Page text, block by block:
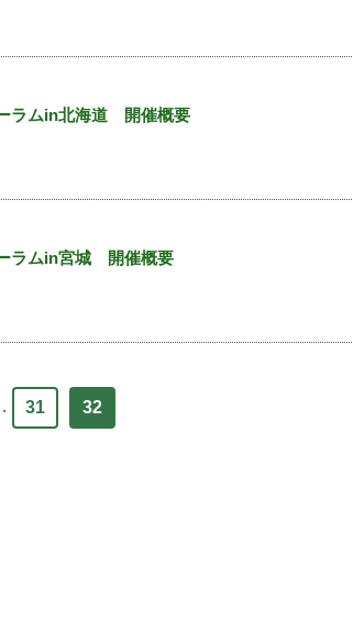
ラムin北海道 開催概要
ラムin宮城 開催概要
31 32